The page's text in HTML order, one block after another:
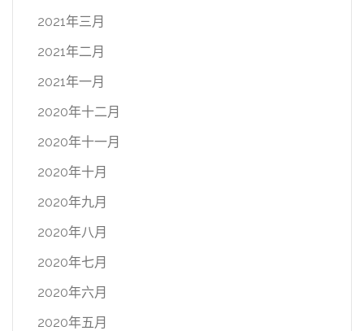
2021年三月
2021年二月
2021年一月
2020年十二月
2020年十一月
2020年十月
2020年九月
2020年八月
2020年七月
2020年六月
2020年五月